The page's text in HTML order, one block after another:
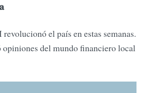
el país en estas semanas.
del mundo financiero local